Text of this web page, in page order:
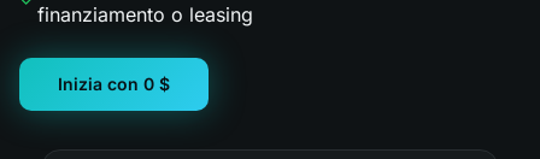
finanziamento o leasing
Inizia con 0 $